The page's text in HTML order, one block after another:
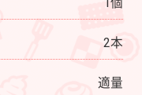
1個
2本
適量